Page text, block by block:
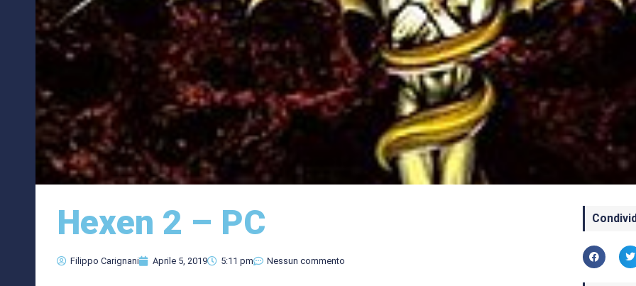
Hexen 2 – PC
Filippo Carignani Aprile 5, 2019 5:11 pm Nessun commento